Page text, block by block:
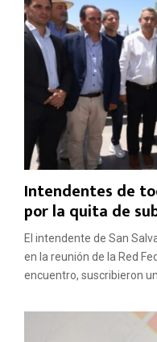
Intendentes de
por la quita de
El intendente de San
en la reunión de la Red
encuentro, suscribieron